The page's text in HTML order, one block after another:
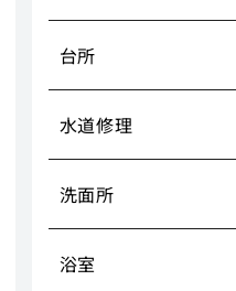
台所
水道修理
洗面所
浴室